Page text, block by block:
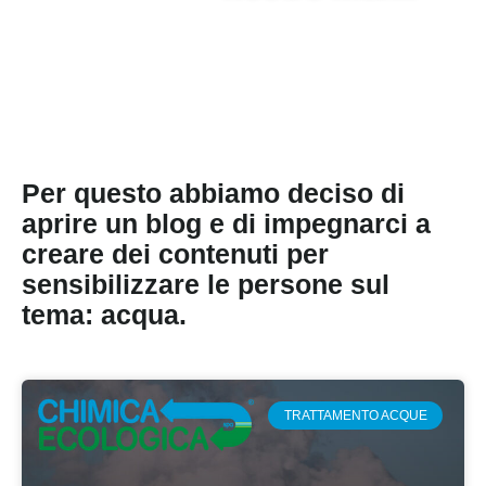
Per questo abbiamo deciso di
aprire un blog e di impegnarci a
creare dei contenuti per
sensibilizzare le persone sul
tema: acqua.
TRATTAMENTO ACQUE